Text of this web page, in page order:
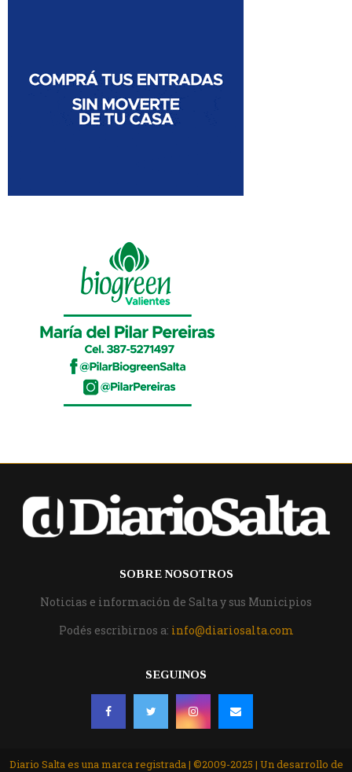
SOBRE NOSOTROS
Noticias e información de Salta y sus Municipios
Podés escribirnos a: info@diariosalta.com
SEGUINOS
Diario Salta es una marca registrada | ©2009-2025 | Un desarrollo de